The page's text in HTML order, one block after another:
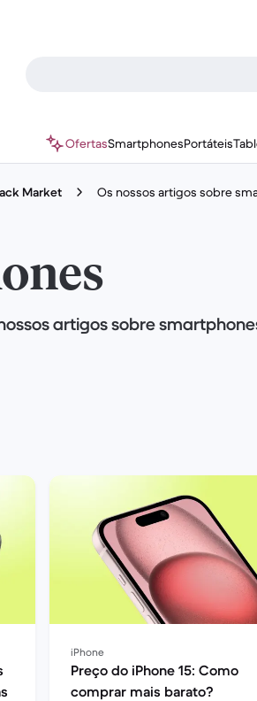
OfertasSmartphonesPortáteis
Market Os nossos artigos sobre
artigos sobre
iPhone
Preço do iPhone 15: Como
comprar mais barato?